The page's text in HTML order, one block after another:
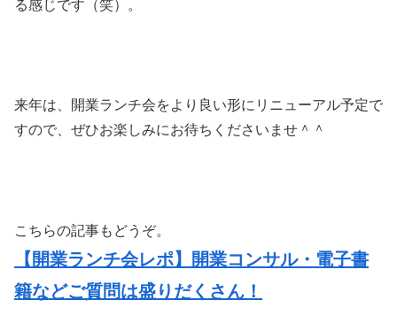
る感じです（笑）。
来年は、開業ランチ会をより良い形にリニューアル予定で
すので、ぜひお楽しみにお待ちくださいませ＾＾
こちらの記事もどうぞ。
【開業ランチ会レポ】開業コンサル・電子書
籍などご質問は盛りだくさん！